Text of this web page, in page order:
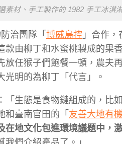
素材、手工製作的 1982 手工冰淇
治團隊「 博威鳥控 」合作
款由柳丁和水蜜桃製成的果
放任猴子們飽餐一頓，農夫
明的為柳丁「代言」。
「生態是食物鏈組成的，比
和臺南官田的「 友善大地有
在地文化包進環境議題中，